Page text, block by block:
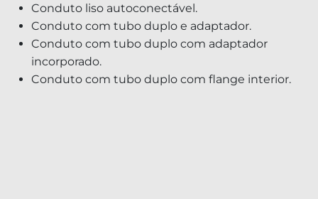
Conduto liso autoconectável.
Conduto com tubo duplo e adaptador.
Conduto com tubo duplo com adaptador
incorporado.
Conduto com tubo duplo com flange interior.